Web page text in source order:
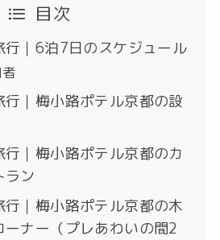
目次
行｜6泊7日のスケジュール
行｜梅小路ポテル京都の設
行｜梅小路ポテル京都のカ
ラン
行｜梅小路ポテル京都の木
ーナー（プレあわいの間2